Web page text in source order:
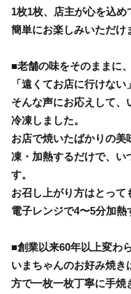
1枚1枚、店主が心を込
簡単にお楽しみいただけ
■老舗の味をそのままに
「遠くてお店に行けな
そんな声にお応えして、
冷凍しました。
お店で焼いたばかりの
凍・加熱するだけで、い
す。
お召し上がり方はとって
電子レンジで4〜5分加熱
■創業以来60年以上変わ
いまちゃんのお好み焼き
方で一枚一枚丁寧に手焼